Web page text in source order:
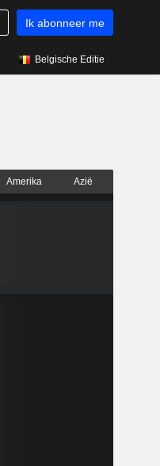
Ik abonneer me
Belgische Editie
Amerika Azië